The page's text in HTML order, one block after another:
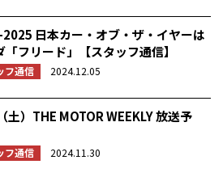
日本カー・オブ・ザ・イヤーは
「フリード」【スタッフ通信】
フ通信 2024.12.05
土）THE MOTOR WEEKLY 放送予
フ通信 2024.11.30